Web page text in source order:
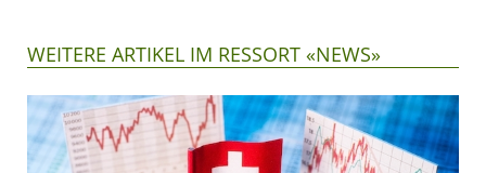
WEITERE ARTIKEL IM RESSORT «NEWS»